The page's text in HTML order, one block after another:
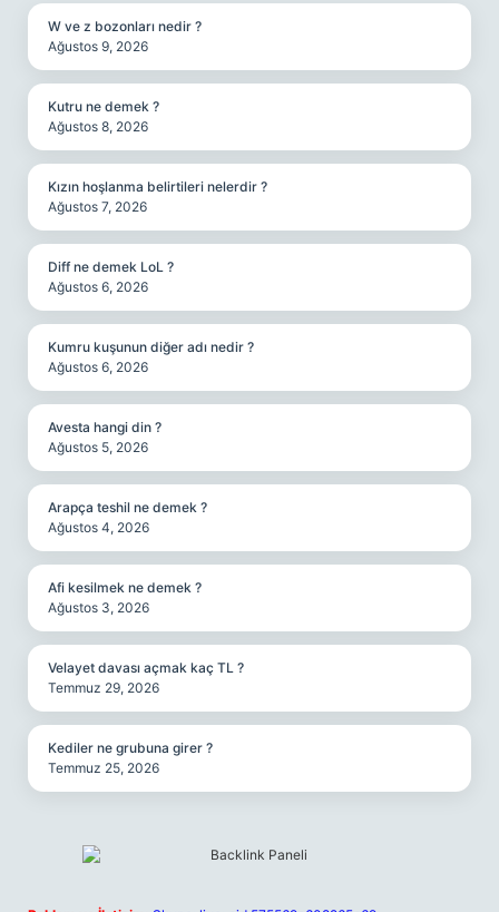
W ve z bozonları nedir ?
Ağustos 9, 2026
Kutru ne demek ?
Ağustos 8, 2026
Kızın hoşlanma belirtileri nelerdir ?
Ağustos 7, 2026
Diff ne demek LoL ?
Ağustos 6, 2026
Kumru kuşunun diğer adı nedir ?
Ağustos 6, 2026
Avesta hangi din ?
Ağustos 5, 2026
Arapça teshil ne demek ?
Ağustos 4, 2026
Afi kesilmek ne demek ?
Ağustos 3, 2026
Velayet davası açmak kaç TL ?
Temmuz 29, 2026
Kediler ne grubuna girer ?
Temmuz 25, 2026